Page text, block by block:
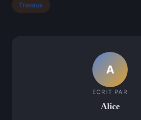
Travaux
A
ECRIT PAR
Alice